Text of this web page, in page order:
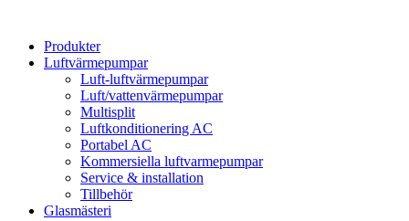
innehållProdukter
Luftvärmepumpar
Luft-luftvärmepumpar
Luft/vattenvärmepumpar
Multisplit
Luftkonditionering AC
Portabel AC
Kommersiella luftvarmepumpar
Service & installation
Tillbehör
Glasmästeri